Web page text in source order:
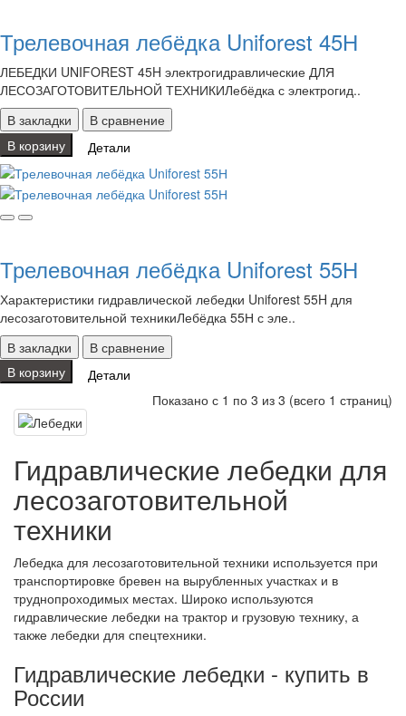
Трелевочная лебёдка Uniforest 45Н
ЛЕБЕДКИ UNIFOREST 45H электрогидравлические ДЛЯ
ЛЕСОЗАГОТОВИТЕЛЬНОЙ ТЕХНИКИЛебёдка с электрогид..
В закладки
В сравнение
В корзину
Детали
Трелевочная лебёдка Uniforest 55Н
Характеристики гидравлической лебедки Uniforest 55H для
лесозаготовительной техникиЛебёдка 55Н с эле..
В закладки
В сравнение
В корзину
Детали
Показано с 1 по 3 из 3 (всего 1 страниц)
Гидравлические лебедки для
лесозаготовительной
техники
Лебедка для лесозаготовительной техники используется при
транспортировке бревен на вырубленных участках и в
труднопроходимых местах. Широко используются
гидравлические лебедки на трактор и грузовую технику, а
также лебедки для спецтехники.
Гидравлические лебедки - купить в
России